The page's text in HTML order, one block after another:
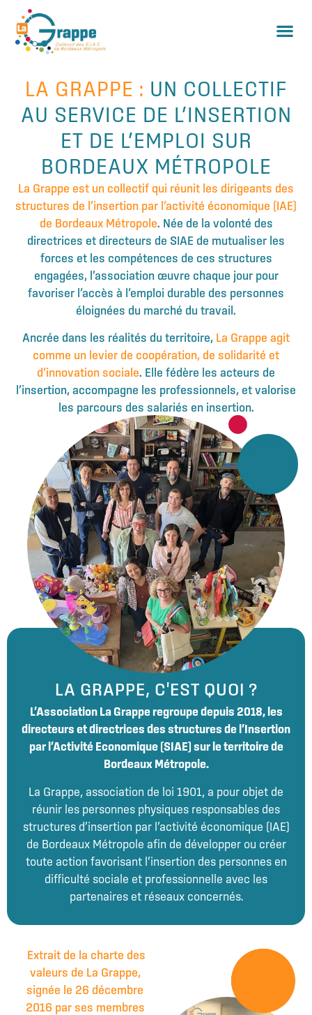
LA GRAPPE : UN COLLECTIF
AU SERVICE DE L’INSERTION
ET DE L’EMPLOI SUR
BORDEAUX MÉTROPOLE
La Grappe est un collectif qui réunit les dirigeants des
structures de l’insertion par l’activité économique (IAE)
de Bordeaux Métropole. Née de la volonté des
directrices et directeurs de SIAE de mutualiser les
forces et les compétences de ces structures
engagées, l’association œuvre chaque jour pour
favoriser l’accès à l’emploi durable des personnes
éloignées du marché du travail.
Ancrée dans les réalités du territoire, La Grappe agit
comme un levier de coopération, de solidarité et
d’innovation sociale. Elle fédère les acteurs de
l’insertion, accompagne les professionnels, et valorise
les parcours des salariés en insertion.
LA GRAPPE, C'EST QUOI ?
L’Association La Grappe regroupe depuis 2018, les
directeurs et directrices des structures de l’Insertion
par l’Activité Economique (SIAE) sur le territoire de
Bordeaux Métropole.
La Grappe, association de loi 1901, a pour objet de
réunir les personnes physiques responsables des
structures d’insertion par l’activité économique (IAE)
de Bordeaux Métropole afin de développer ou créer
toute action favorisant l’insertion des personnes en
difficulté sociale et professionnelle avec les
partenaires et réseaux concernés.
Extrait de la charte des
valeurs de La Grappe,
signée le 26 décembre
2016 par ses membres